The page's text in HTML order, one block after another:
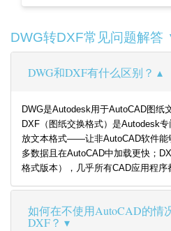
DWG转DXF常见问题解答
DWG和DXF有什么区别？
DWG是Autodesk用于AutoCAD图纸
DXF（图纸交换格式）是Autodesk
放文本格式——让非AutoCAD软件能
多数据且在AutoCAD中加载更快；
格式版本），几乎所有CAD应用程序
如何在不使用AutoCAD的情
DXF？